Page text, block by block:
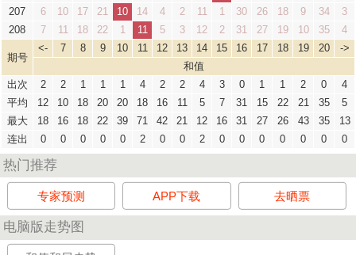
207
6 10 17 21 10 14 4 2 11 1 30 26 18 9 34
3
208
7 11 18 22 1 11 5 3 12 2 31 27 19 10 35 4
期号
<- 7 8 9 10 11 12 13 14 15 16 17 18 19 20
->
和值
出次
2 2 1 1 1 4 2 2 4 3 0 1 1 2 0
4
平均
12 10 18 20 20 18 16 11 5 7 31 15 22 21 35
5
最大
18 16 18 22 39 71 42 21 12 16 31 27 26 43 35
13
连出
0 0 0 0 0 2 0 0 2 0 0 0 0 0 0 0
热门推荐
专家预测 APP下载 去晒票
电脑版走势图